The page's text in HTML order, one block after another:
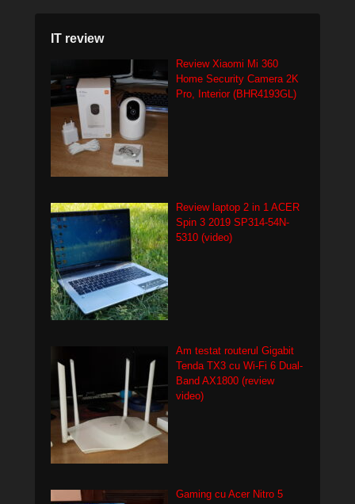
IT review
Review Xiaomi Mi 360
Home Security Camera 2K
Pro, Interior (BHR4193GL)
Review laptop 2 in 1 ACER
Spin 3 2019 SP314-54N-
5310 (video)
Am testat routerul Gigabit
Tenda TX3 cu Wi-Fi 6 Dual-
Band AX1800 (review
video)
Gaming cu Acer Nitro 5